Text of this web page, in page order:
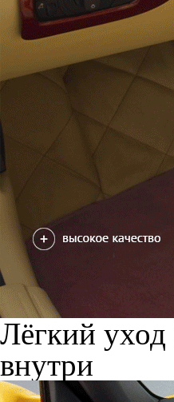
Лёгкий уход
внутри